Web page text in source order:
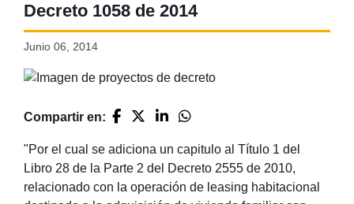
Decreto 1058 de 2014
Junio 06, 2014
Compartir en:
"Por el cual se adiciona un capitulo al Título 1 del
Libro 28 de la Parte 2 del Decreto 2555 de 2010,
relacionado con la operación de leasing habitacional